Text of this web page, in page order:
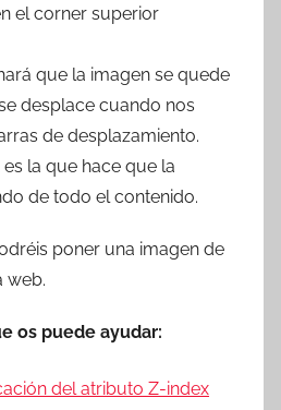
el corner superior
que la imagen se quede
desplace cuando nos
de desplazamiento.
es la que hace que la
de todo el contenido.
poner una imagen de
web.
os puede ayudar:
del atributo Z-index